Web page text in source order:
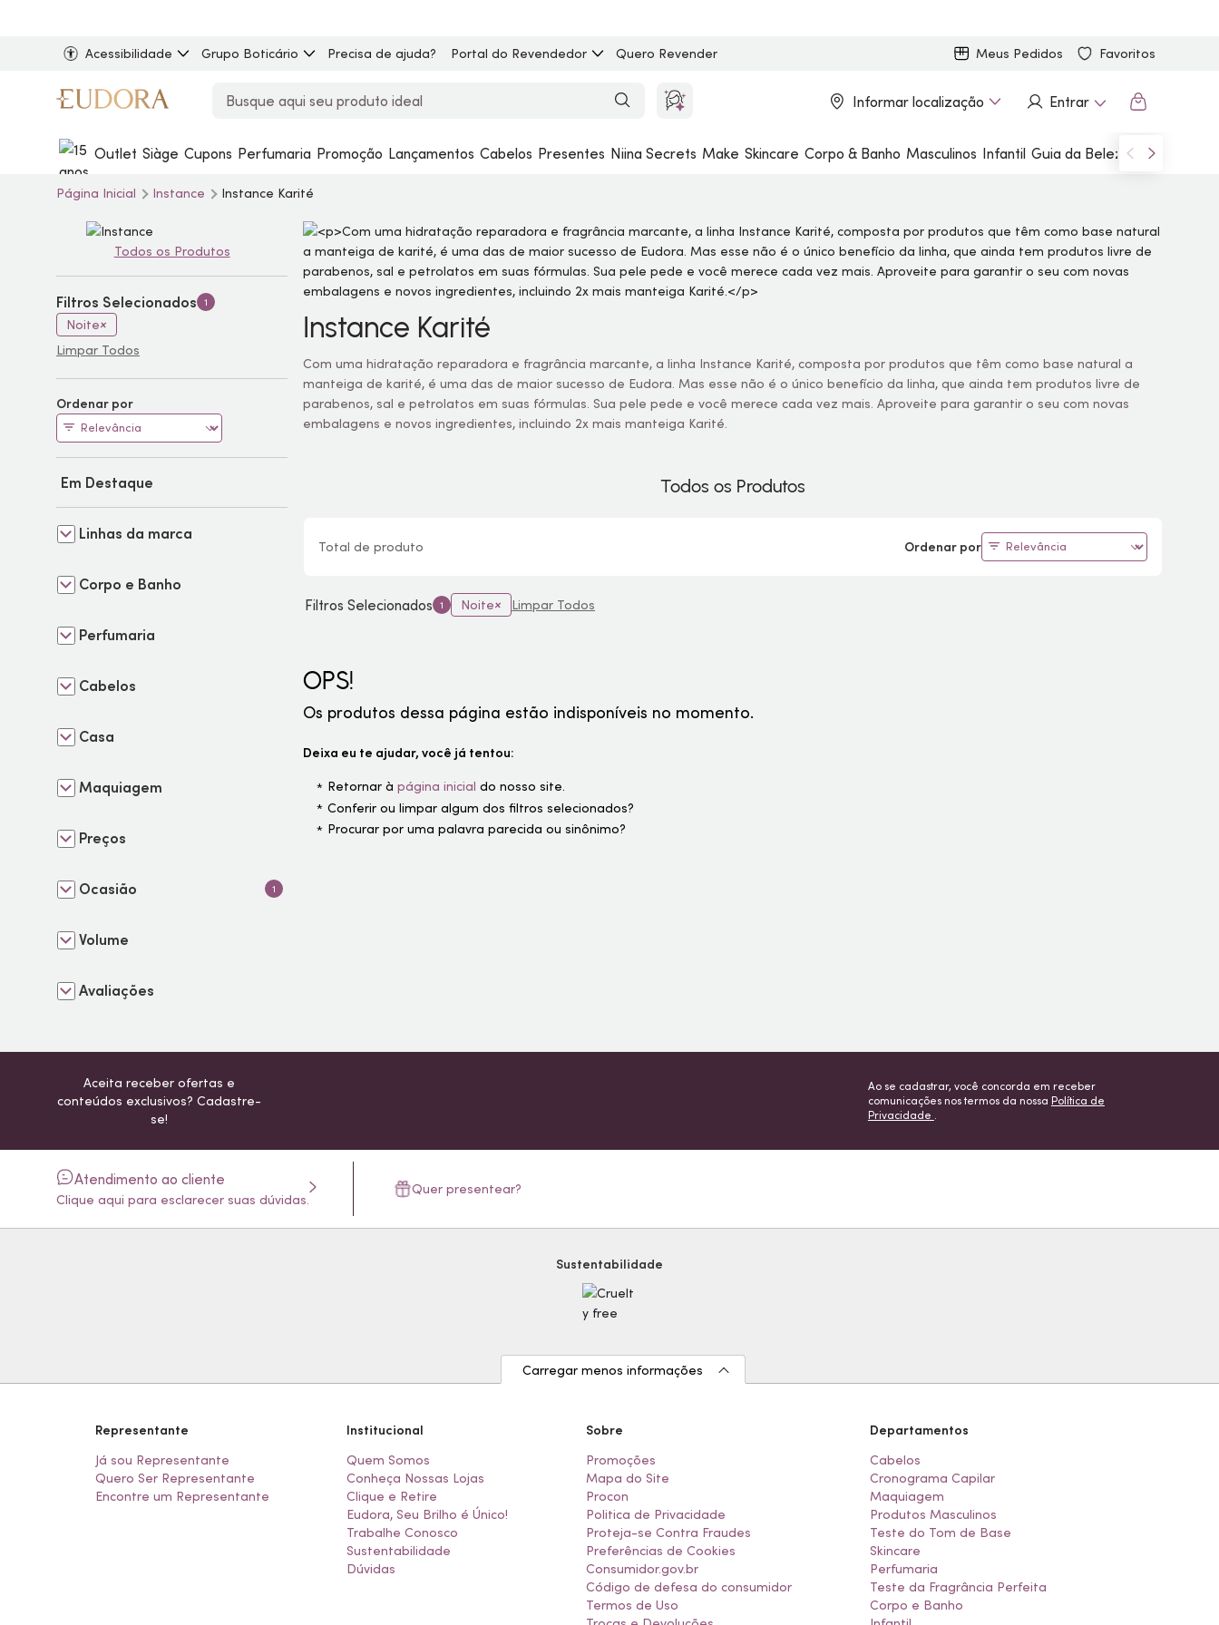
Acessibilidade Grupo Boticário Precisa de ajuda? Portal do Revendedor Quero Revender Meus Pedidos Favoritos
Informar localização Entrar
Outlet Siàge Cupons Perfumaria Promoção Lançamentos Cabelos Presentes Niina Secrets Make Skincare Corpo & Banho Masculinos Infantil Guia da Beleza Marcas
Página Inicial Instance Instance Karité
Instance Karité
Com uma hidratação reparadora e fragrância marcante, a linha Instance Karité, composta por produtos que têm como base natural a
manteiga de karité, é uma das de maior sucesso de Eudora. Mas esse não é o único benefício da linha, que ainda tem produtos livre de
parabenos, sal e petrolatos em suas fórmulas. Sua pele pede e você merece cada vez mais. Aproveite para garantir o seu com novas
embalagens e novos ingredientes, incluindo 2x mais manteiga Karité.
Todos os Produtos
Total deproduto Ordenar por
Filtros Selecionados 1 Noite Limpar Todos
OPS!
Os produtos dessa página estão indisponíveis no momento.
Deixa eu te ajudar, você já tentou:
Retornar àpágina inicial do nosso site.
Conferir ou limpar algum dos filtros selecionados?
Procurar por uma palavra parecida ou sinônimo?
Todos os Produtos
Filtros Selecionados 1
Noite
Limpar Todos
Ordenar por
Em Destaque
Linhas da marca
Corpo e Banho
Perfumaria
Cabelos
Casa
Maquiagem
Preços
Ocasião 1
Volume
Avaliações
Aceita receber ofertas e
conteúdos exclusivos? Cadastre-
se!
Ao se cadastrar, você concorda em receber
comunicações nos termos da nossa Política de
Privacidade .
Atendimento ao cliente
Clique aqui para esclarecer suas dúvidas.
Quer presentear?
Sustentabilidade
Carregar menos informações
Representante
Já sou Representante
Quero Ser Representante
Encontre um Representante
Institucional
Quem Somos
Conheça Nossas Lojas
Clique e Retire
Eudora, Seu Brilho é Único!
Trabalhe Conosco
Sustentabilidade
Dúvidas
Sobre
Promoções
Mapa do Site
Procon
Politica de Privacidade
Proteja-se Contra Fraudes
Preferências de Cookies
Consumidor.gov.br
Código de defesa do consumidor
Termos de Uso
Departamentos
Cabelos
Cronograma Capilar
Maquiagem
Produtos Masculinos
Teste do Tom de Base
Skincare
Perfumaria
Teste da Fragrância Perfeita
Corpo e Banho